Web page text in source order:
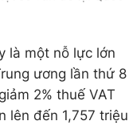
là một nỗ lực lớn
ương lần thứ 8
2% thuế VAT
lên đến 1,757 triệu